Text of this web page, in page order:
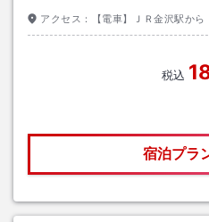
アクセス： 【電車】ＪＲ金沢駅か
税込
宿泊プラ